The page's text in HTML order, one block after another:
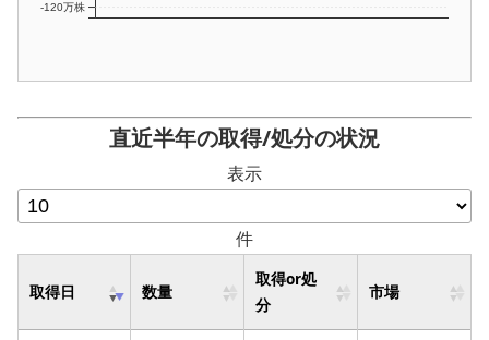
-120万株
直近半年の取得/処分の状況
表示
件
取得日 数量
取得or処
分
市場